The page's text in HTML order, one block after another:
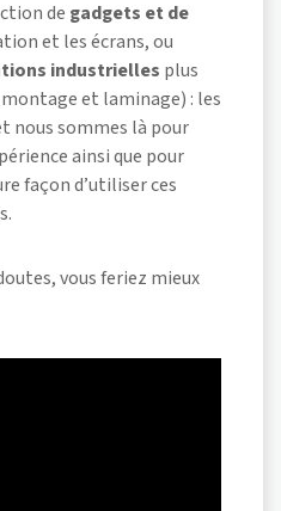
de gadgets et de
et les écrans, ou
industrielles plus
et laminage) : les
nous sommes là pour
ainsi que pour
façon d’utiliser ces
vous feriez mieux